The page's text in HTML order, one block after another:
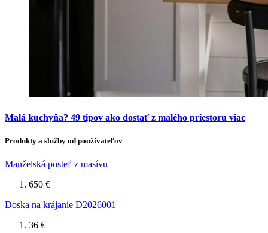
Malá kuchyňa? 49 tipov ako dostať z malého priestoru viac
Produkty a služby od používateľov
Manželská posteľ z masívu
650 €
Doska na krájanie D2026001
36 €